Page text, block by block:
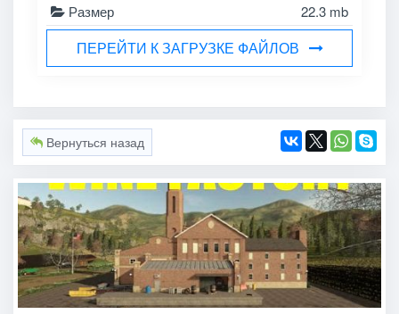
Размер
22.3 mb
ПЕРЕЙТИ К ЗАГРУЗКЕ ФАЙЛОВ
Вернуться назад